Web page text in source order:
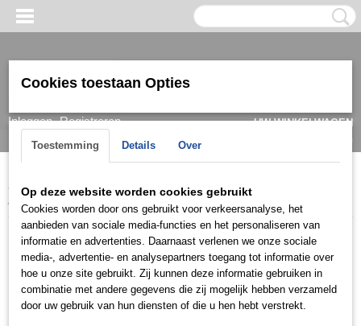
Inloggen Registreren
UW WINKELWAGEN
(0)
Home > Armband > Dames Goud/ witgoud >
ARG0734
Cookies toestaan Opties
Toestemming Details Over
Op deze website worden cookies gebruikt
Cookies worden door ons gebruikt voor verkeersanalyse, het
aanbieden van sociale media-functies en het personaliseren van
informatie en advertenties. Daarnaast verlenen we onze sociale
media-, advertentie- en analysepartners toegang tot informatie over
hoe u onze site gebruikt. Zij kunnen deze informatie gebruiken in
combinatie met andere gegevens die zij mogelijk hebben verzameld
door uw gebruik van hun diensten of die u hen hebt verstrekt.